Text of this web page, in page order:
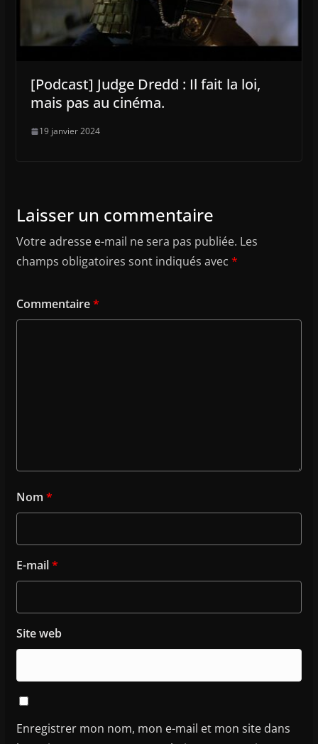
[Podcast] Judge Dredd : Il fait la loi,
mais pas au cinéma.
19 janvier 2024
Laisser un commentaire
Votre adresse e-mail ne sera pas publiée. Les
champs obligatoires sont indiqués avec *
Commentaire*
Nom *
E-mail*
Site web
Enregistrer mon nom, mon e-mail et mon site dans